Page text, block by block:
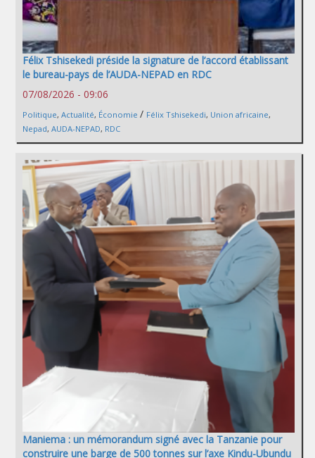
Félix Tshisekedi préside la signature de l’accord établissant
le bureau-pays de l’AUDA-NEPAD en RDC
07/08/2026 - 09:06
Politique, Actualité, Économie / Félix Tshisekedi, Union africaine,
Nepad, AUDA-NEPAD, RDC
Maniema : un mémorandum signé avec la Tanzanie pour
construire une barge de 500 tonnes sur l’axe Kindu-Ubundu